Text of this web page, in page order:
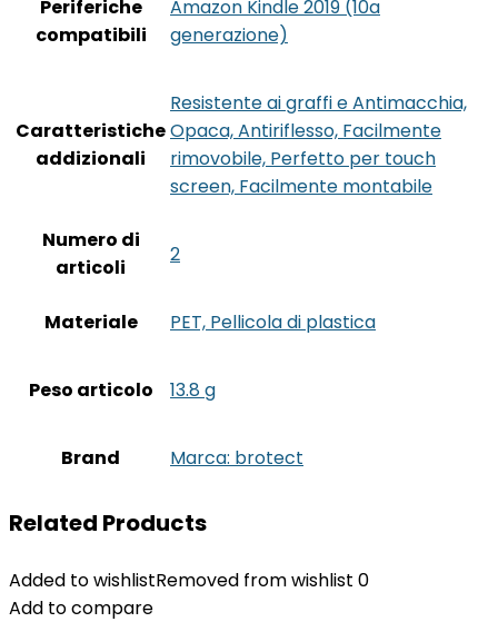
Periferiche
compatibili
‎Amazon Kindle 2019 (10a
generazione)
Caratteristiche
addizionali
‎Resistente ai graffi e Antimacchia,
Opaca, Antiriflesso, Facilmente
rimovobile, Perfetto per touch
screen, Facilmente montabile
Numero di
articoli
‎2
Materiale ‎PET, Pellicola di plastica
Peso articolo ‎13.8 g
Brand Marca: brotect
Related Products
Added to wishlistRemoved from wishlist 0
Add to compare